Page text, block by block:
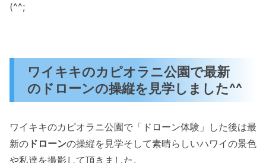
(^^;
ワイキキのカピオラニ公園で最新
のドローンの操縦を見学しました^^
ワイキキのカピオラニ公園で「ドローン体験」した後は最
新の ドローンの操縦を見学そして素晴らしいハワイの景色
や私達を撮影して頂きました。